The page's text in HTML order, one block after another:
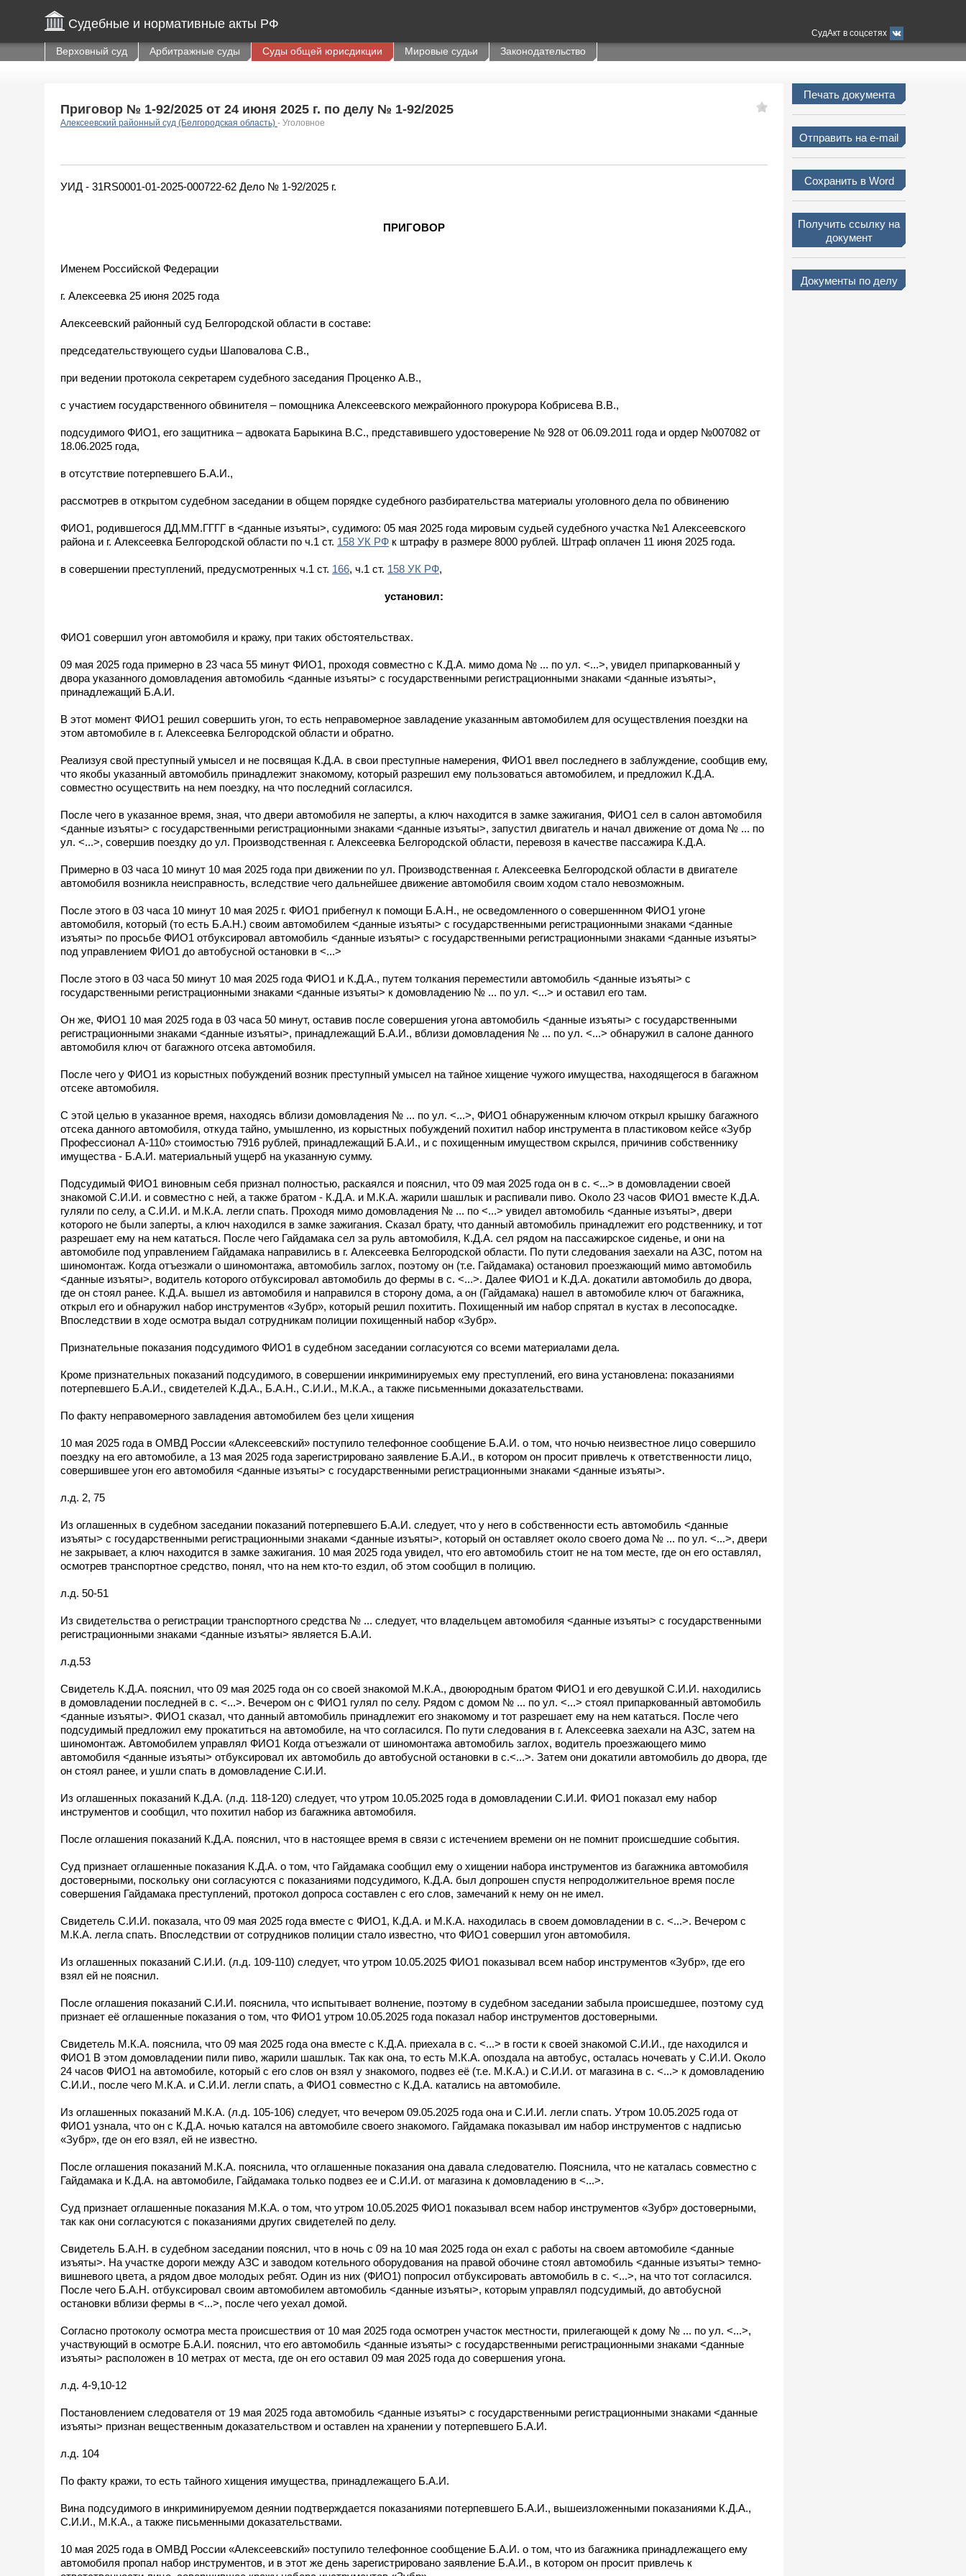
Судебные и нормативные акты РФ
СудАкт в соцсетях
Верховный суд Арбитражные суды Суды общей юрисдикции Мировые судьи Законодательство
Приговор № 1-92/2025 от 24 июня 2025 г. по делу № 1-92/2025
Алексеевский районный суд (Белгородская область) - Уголовное
УИД - 31RS0001-01-2025-000722-62 Дело № 1-92/2025 г.
ПРИГОВОР
Именем Российской Федерации
г. Алексеевка 25 июня 2025 года
Алексеевский районный суд Белгородской области в составе:
председательствующего судьи Шаповалова С.В.,
при ведении протокола секретарем судебного заседания Проценко А.В.,
с участием государственного обвинителя – помощника Алексеевского межрайонного прокурора Кобрисева В.В.,
подсудимого ФИО1, его защитника – адвоката Барыкина В.С., представившего удостоверение № 928 от 06.09.2011 года и ордер №007082 от
18.06.2025 года,
в отсутствие потерпевшего Б.А.И.,
рассмотрев в открытом судебном заседании в общем порядке судебного разбирательства материалы уголовного дела по обвинению
ФИО1, родившегося ДД.ММ.ГГГГ в <данные изъяты>, судимого: 05 мая 2025 года мировым судьей судебного участка №1 Алексеевского
района и г. Алексеевка Белгородской области по ч.1 ст. 158 УК РФ к штрафу в размере 8000 рублей. Штраф оплачен 11 июня 2025 года.
в совершении преступлений, предусмотренных ч.1 ст. 166, ч.1 ст. 158 УК РФ,
установил:
ФИО1 совершил угон автомобиля и кражу, при таких обстоятельствах.
09 мая 2025 года примерно в 23 часа 55 минут ФИО1, проходя совместно с К.Д.А. мимо дома № ... по ул. <...>, увидел припаркованный у
двора указанного домовладения автомобиль <данные изъяты> с государственными регистрационными знаками <данные изъяты>,
принадлежащий Б.А.И.
В этот момент ФИО1 решил совершить угон, то есть неправомерное завладение указанным автомобилем для осуществления поездки на
этом автомобиле в г. Алексеевка Белгородской области и обратно.
Реализуя свой преступный умысел и не посвящая К.Д.А. в свои преступные намерения, ФИО1 ввел последнего в заблуждение, сообщив ему,
что якобы указанный автомобиль принадлежит знакомому, который разрешил ему пользоваться автомобилем, и предложил К.Д.А.
совместно осуществить на нем поездку, на что последний согласился.
После чего в указанное время, зная, что двери автомобиля не заперты, а ключ находится в замке зажигания, ФИО1 сел в салон автомобиля
<данные изъяты> с государственными регистрационными знаками <данные изъяты>, запустил двигатель и начал движение от дома № ... по
ул. <...>, совершив поездку до ул. Производственная г. Алексеевка Белгородской области, перевозя в качестве пассажира К.Д.А.
Примерно в 03 часа 10 минут 10 мая 2025 года при движении по ул. Производственная г. Алексеевка Белгородской области в двигателе
автомобиля возникла неисправность, вследствие чего дальнейшее движение автомобиля своим ходом стало невозможным.
После этого в 03 часа 10 минут 10 мая 2025 г. ФИО1 прибегнул к помощи Б.А.Н., не осведомленного о совершеннном ФИО1 угоне
автомобиля, который (то есть Б.А.Н.) своим автомобилем <данные изъяты> с государственными регистрационными знаками <данные
изъяты> по просьбе ФИО1 отбуксировал автомобиль <данные изъяты> с государственными регистрационными знаками <данные изъяты>
под управлением ФИО1 до автобусной остановки в <...>
После этого в 03 часа 50 минут 10 мая 2025 года ФИО1 и К.Д.А., путем толкания переместили автомобиль <данные изъяты> с
государственными регистрационными знаками <данные изъяты> к домовладению № ... по ул. <...> и оставил его там.
Он же, ФИО1 10 мая 2025 года в 03 часа 50 минут, оставив после совершения угона автомобиль <данные изъяты> с государственными
регистрационными знаками <данные изъяты>, принадлежащий Б.А.И., вблизи домовладения № ... по ул. <...> обнаружил в салоне данного
автомобиля ключ от багажного отсека автомобиля.
После чего у ФИО1 из корыстных побуждений возник преступный умысел на тайное хищение чужого имущества, находящегося в багажном
отсеке автомобиля.
С этой целью в указанное время, находясь вблизи домовладения № ... по ул. <...>, ФИО1 обнаруженным ключом открыл крышку багажного
отсека данного автомобиля, откуда тайно, умышленно, из корыстных побуждений похитил набор инструмента в пластиковом кейсе «Зубр
Профессионал А-110» стоимостью 7916 рублей, принадлежащий Б.А.И., и с похищенным имуществом скрылся, причинив собственнику
имущества - Б.А.И. материальный ущерб на указанную сумму.
Подсудимый ФИО1 виновным себя признал полностью, раскаялся и пояснил, что 09 мая 2025 года он в с. <...> в домовладении своей
знакомой С.И.И. и совместно с ней, а также братом - К.Д.А. и М.К.А. жарили шашлык и распивали пиво. Около 23 часов ФИО1 вместе К.Д.А.
гуляли по селу, а С.И.И. и М.К.А. легли спать. Проходя мимо домовладения № ... по <...> увидел автомобиль <данные изъяты>, двери
которого не были заперты, а ключ находился в замке зажигания. Сказал брату, что данный автомобиль принадлежит его родственнику, и тот
разрешает ему на нем кататься. После чего Гайдамака сел за руль автомобиля, К.Д.А. сел рядом на пассажирское сиденье, и они на
автомобиле под управлением Гайдамака направились в г. Алексеевка Белгородской области. По пути следования заехали на АЗС, потом на
шиномонтаж. Когда отъезжали о шиномонтажа, автомобиль заглох, поэтому он (т.е. Гайдамака) остановил проезжающий мимо автомобиль
<данные изъяты>, водитель которого отбуксировал автомобиль до фермы в с. <...>. Далее ФИО1 и К.Д.А. докатили автомобиль до двора,
где он стоял ранее. К.Д.А. вышел из автомобиля и направился в сторону дома, а он (Гайдамака) нашел в автомобиле ключ от багажника,
открыл его и обнаружил набор инструментов «Зубр», который решил похитить. Похищенный им набор спрятал в кустах в лесопосадке.
Впоследствии в ходе осмотра выдал сотрудникам полиции похищенный набор «Зубр».
Признательные показания подсудимого ФИО1 в судебном заседании согласуются со всеми материалами дела.
Кроме признательных показаний подсудимого, в совершении инкриминируемых ему преступлений, его вина установлена: показаниями
потерпевшего Б.А.И., свидетелей К.Д.А., Б.А.Н., С.И.И., М.К.А., а также письменными доказательствами.
По факту неправомерного завладения автомобилем без цели хищения
10 мая 2025 года в ОМВД России «Алексеевский» поступило телефонное сообщение Б.А.И. о том, что ночью неизвестное лицо совершило
поездку на его автомобиле, а 13 мая 2025 года зарегистрировано заявление Б.А.И., в котором он просит привлечь к ответственности лицо,
совершившее угон его автомобиля <данные изъяты> с государственными регистрационными знаками <данные изъяты>.
л.д. 2, 75
Из оглашенных в судебном заседании показаний потерпевшего Б.А.И. следует, что у него в собственности есть автомобиль <данные
изъяты> с государственными регистрационными знаками <данные изъяты>, который он оставляет около своего дома № ... по ул. <...>, двери
не закрывает, а ключ находится в замке зажигания. 10 мая 2025 года увидел, что его автомобиль стоит не на том месте, где он его оставлял,
осмотрев транспортное средство, понял, что на нем кто-то ездил, об этом сообщил в полицию.
л.д. 50-51
Из свидетельства о регистрации транспортного средства № ... следует, что владельцем автомобиля <данные изъяты> с государственными
регистрационными знаками <данные изъяты> является Б.А.И.
л.д.53
Свидетель К.Д.А. пояснил, что 09 мая 2025 года он со своей знакомой М.К.А., двоюродным братом ФИО1 и его девушкой С.И.И. находились
в домовладении последней в с. <...>. Вечером он с ФИО1 гулял по селу. Рядом с домом № ... по ул. <...> стоял припаркованный автомобиль
<данные изъяты>. ФИО1 сказал, что данный автомобиль принадлежит его знакомому и тот разрешает ему на нем кататься. После чего
подсудимый предложил ему прокатиться на автомобиле, на что согласился. По пути следования в г. Алексеевка заехали на АЗС, затем на
шиномонтаж. Автомобилем управлял ФИО1 Когда отъезжали от шиномонтажа автомобиль заглох, водитель проезжающего мимо
автомобиля <данные изъяты> отбуксировал их автомобиль до автобусной остановки в с.<...>. Затем они докатили автомобиль до двора, где
он стоял ранее, и ушли спать в домовладение С.И.И.
Из оглашенных показаний К.Д.А. (л.д. 118-120) следует, что утром 10.05.2025 года в домовладении С.И.И. ФИО1 показал ему набор
инструментов и сообщил, что похитил набор из багажника автомобиля.
После оглашения показаний К.Д.А. пояснил, что в настоящее время в связи с истечением времени он не помнит происшедшие события.
Суд признает оглашенные показания К.Д.А. о том, что Гайдамака сообщил ему о хищении набора инструментов из багажника автомобиля
достоверными, поскольку они согласуются с показаниями подсудимого, К.Д.А. был допрошен спустя непродолжительное время после
совершения Гайдамака преступлений, протокол допроса составлен с его слов, замечаний к нему он не имел.
Свидетель С.И.И. показала, что 09 мая 2025 года вместе с ФИО1, К.Д.А. и М.К.А. находилась в своем домовладении в с. <...>. Вечером с
М.К.А. легла спать. Впоследствии от сотрудников полиции стало известно, что ФИО1 совершил угон автомобиля.
Из оглашенных показаний С.И.И. (л.д. 109-110) следует, что утром 10.05.2025 ФИО1 показывал всем набор инструментов «Зубр», где его
взял ей не пояснил.
После оглашения показаний С.И.И. пояснила, что испытывает волнение, поэтому в судебном заседании забыла происшедшее, поэтому суд
признает её оглашенные показания о том, что ФИО1 утром 10.05.2025 года показал набор инструментов достоверными.
Свидетель М.К.А. пояснила, что 09 мая 2025 года она вместе с К.Д.А. приехала в с. <...> в гости к своей знакомой С.И.И., где находился и
ФИО1 В этом домовладении пили пиво, жарили шашлык. Так как она, то есть М.К.А. опоздала на автобус, осталась ночевать у С.И.И. Около
24 часов ФИО1 на автомобиле, который с его слов он взял у знакомого, подвез её (т.е. М.К.А.) и С.И.И. от магазина в с. <...> к домовладению
С.И.И., после чего М.К.А. и С.И.И. легли спать, а ФИО1 совместно с К.Д.А. катались на автомобиле.
Из оглашенных показаний М.К.А. (л.д. 105-106) следует, что вечером 09.05.2025 года она и С.И.И. легли спать. Утром 10.05.2025 года от
ФИО1 узнала, что он с К.Д.А. ночью катался на автомобиле своего знакомого. Гайдамака показывал им набор инструментов с надписью
«Зубр», где он его взял, ей не известно.
После оглашения показаний М.К.А. пояснила, что оглашенные показания она давала следователю. Пояснила, что не каталась совместно с
Гайдамака и К.Д.А. на автомобиле, Гайдамака только подвез ее и С.И.И. от магазина к домовладению в <...>.
Суд признает оглашенные показания М.К.А. о том, что утром 10.05.2025 ФИО1 показывал всем набор инструментов «Зубр» достоверными,
так как они согласуются с показаниями других свидетелей по делу.
Свидетель Б.А.Н. в судебном заседании пояснил, что в ночь с 09 на 10 мая 2025 года он ехал с работы на своем автомобиле <данные
изъяты>. На участке дороги между АЗС и заводом котельного оборудования на правой обочине стоял автомобиль <данные изъяты> темно-
вишневого цвета, а рядом двое молодых ребят. Один из них (ФИО1) попросил отбуксировать автомобиль в с. <...>, на что тот согласился.
После чего Б.А.Н. отбуксировал своим автомобилем автомобиль <данные изъяты>, которым управлял подсудимый, до автобусной
остановки вблизи фермы в <...>, после чего уехал домой.
Согласно протоколу осмотра места происшествия от 10 мая 2025 года осмотрен участок местности, прилегающей к дому № ... по ул. <...>,
участвующий в осмотре Б.А.И. пояснил, что его автомобиль <данные изъяты> с государственными регистрационными знаками <данные
изъяты> расположен в 10 метрах от места, где он его оставил 09 мая 2025 года до совершения угона.
л.д. 4-9,10-12
Постановлением следователя от 19 мая 2025 года автомобиль <данные изъяты> с государственными регистрационными знаками <данные
изъяты> признан вещественным доказательством и оставлен на хранении у потерпевшего Б.А.И.
л.д. 104
По факту кражи, то есть тайного хищения имущества, принадлежащего Б.А.И.
Вина подсудимого в инкриминируемом деянии подтверждается показаниями потерпевшего Б.А.И., вышеизложенными показаниями К.Д.А.,
С.И.И., М.К.А., а также письменными доказательствами.
10 мая 2025 года в ОМВД России «Алексеевский» поступило телефонное сообщение Б.А.И. о том, что из багажника принадлежащего ему
автомобиля пропал набор инструментов, и в этот же день зарегистрировано заявление Б.А.И., в котором он просит привлечь к
Печать документа
Отправить на e-mail
Сохранить в Word
Получить ссылку на
документ
Документы по делу